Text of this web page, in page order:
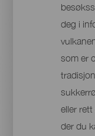
deg i
som er
eller
der du